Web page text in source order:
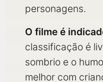
personagens.
O filme é
classificação é
sombrio e o
melhor com